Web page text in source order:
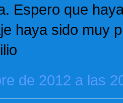
Espero que
haya sido muy
de 2012 a las